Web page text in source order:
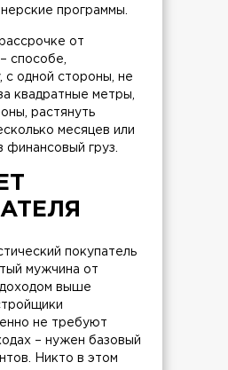
программы.
от
способе,
с одной стороны, не
квадратные метры,
растянуть
месяцев или
финансовый груз.
покупатель
мужчина от
выше
не требуют
– нужен базовый
Никто в этом